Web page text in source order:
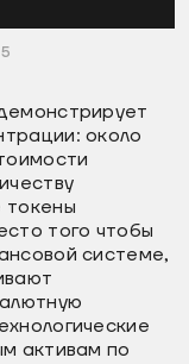
около
токены
того чтобы
системе,
активам по